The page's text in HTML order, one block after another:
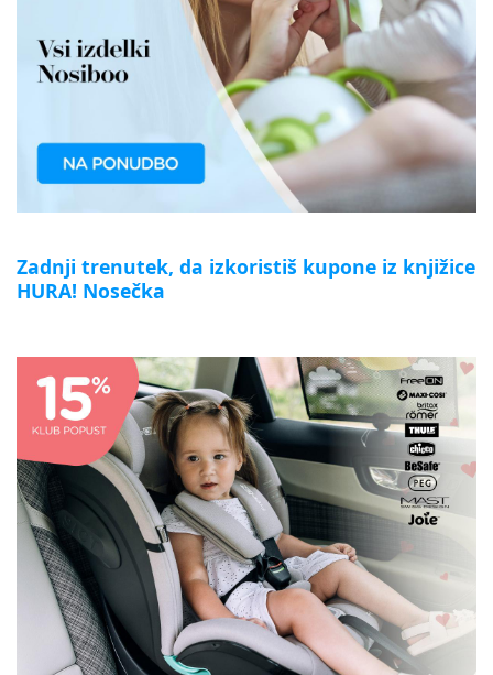
Zadnji trenutek, da izkoristiš kupone iz knjižice
HURA! Nosečka